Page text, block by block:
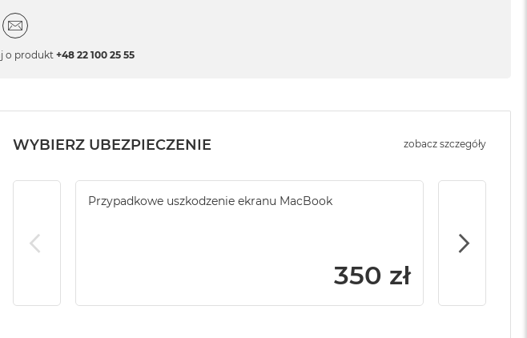
o produkt +48 22 100 25 55
Gold - 2 lata ochrony serwisowej do
Service Pack Platinum - 3 lata ochrony
WYBIERZ UBEZPIECZENIE
Przypadkowe uszkodzenie ekranu MacBook
350 zł
zobacz szczegóły